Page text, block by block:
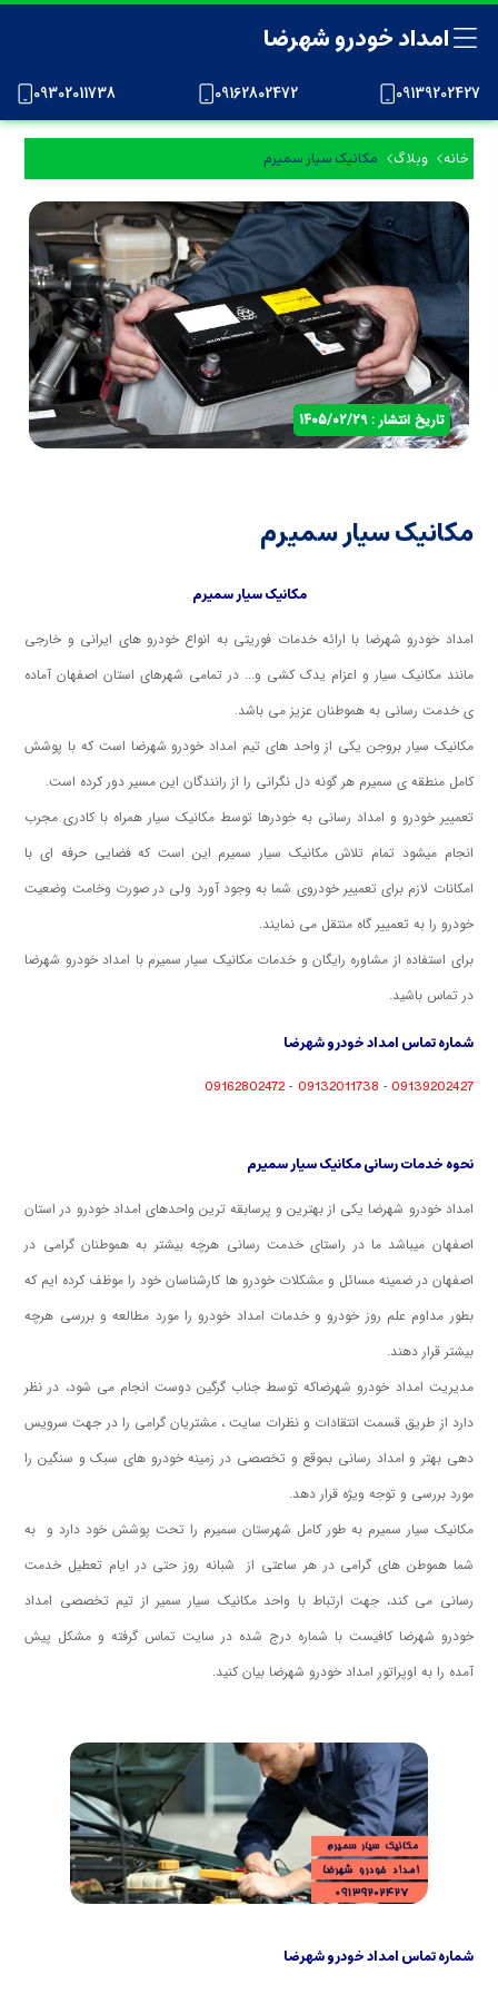
امداد خودرو شهرضا
09139202427
09162802472
09302011738
خانه وبلاگ مکانیک سیار سمیرم
تاریخ انتشار : 1405/02/29
مکانیک سیار سمیرم
مکانیک سیار سمیرم
امداد خودرو شهرضا با ارائه خدمات فوریتی به انواع خودرو های ایرانی و خارجی
مانند مکانیک سیار و اعزام یدک کشی و... در تمامی شهرهای استان اصفهان آماده
ی خدمت رسانی به هموطنان عزیز می باشد.
مکانیک سیار بروجن یکی از واحد های تیم امداد خودرو شهرضا است که با پوشش
کامل منطقه ی سمیرم هر گونه دل نگرانی را از رانندگان این مسیر دور کرده است.
تعمییر خودرو و امداد رسانی به خودرها توسط مکانیک سیار همراه با کادری مجرب
انجام میشود تمام تلاش مکانیک سیار سمیرم این است که فضایی حرفه ای با
امکانات لازم برای تعمییر خودروی شما به وجود آورد ولی در صورت وخامت وضعیت
خودرو را به تعمییر گاه منتقل می نمایند.
برای استفاده از مشاوره رایگان و خدمات مکانیک سیار سمیرم با امداد خودرو شهرضا
در تماس باشید.
شماره تماس امداد خودرو شهرضا
09139202427
-
09132011738
-
09162802472
نحوه خدمات رسانی مکانیک سیار سمیرم
امداد خودرو شهرضا یکی از بهترین و پرسابقه ترین واحدهای امداد خودرو در استان
اصفهان میباشد ما در راستای خدمت رسانی هرچه بیشتر به هموطنان گرامی در
اصفهان در ضمینه مسائل و مشکلات خودرو ها کارشناسان خود را موظف کرده ایم که
بطور مداوم علم روز خودرو و خدمات امداد خودرو را مورد مطالعه و بررسی هرچه
بیشتر قرار دهند.
مدیریت امداد خودرو شهرضاکه توسط جناب گرگین دوست انجام می شود، در نظر
دارد از طریق قسمت انتقادات و نظرات سایت ، مشتریان گرامی را در جهت سرویس
دهی بهتر و امداد رسانی بموقع و تخصصی در زمینه خودرو های سبک و سنگین را
مورد بررسی و توجه ویژه قرار دهد.
مکانیک سیار سمیرم به طور کامل شهرستان سمیرم را تحت پوشش خود دارد و به
شما هموطن های گرامی در هر ساعتی از شبانه روز حتی در ایام تعطیل خدمت
رسانی می کند، جهت ارتباط با واحد مکانیک سیار سمیر از تیم تخصصی امداد
خودرو شهرضا کافیست با شماره درج شده در سایت تماس گرفته و مشکل پیش
آمده را به اوپراتور امداد خودرو شهرضا بیان کنید.
شماره تماس امداد خودرو شهرضا